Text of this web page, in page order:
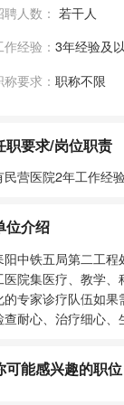
聘人数： 若干人
作经验： 3年经验及
称要求： 职称不限
职要求/岗位职责
民营医院2年工作经
位介绍
阳中铁五局第二工程
医院集医疗、教学
的专家诊疗队伍如果
查耐心、治疗细心、
业性最强的医疗健康服务机构。 耒阳中铁五
诊时间安排周全，从
可能感兴趣的职位